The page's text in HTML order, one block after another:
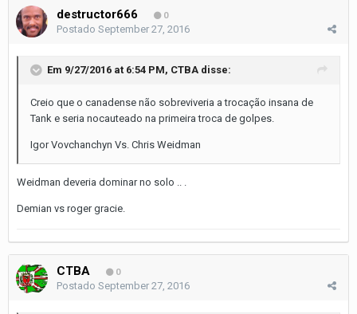
destructor666 0
Postado September 27, 2016
Em 9/27/2016 at 6:54 PM, CTBA disse:
Creio que o canadense não sobreviveria a trocação insana de
Tank e seria nocauteado na primeira troca de golpes.
Igor Vovchanchyn Vs. Chris Weidman
Weidman deveria dominar no solo .. .
Demian vs roger gracie.
CTBA 0
Postado September 27, 2016